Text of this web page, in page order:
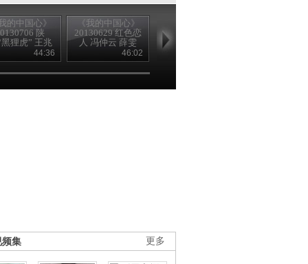
的中国心》
陕
狸虎” 王兆
44:36
《我的中国心》
20130629 红色恋
人 冯仲云 薛雯
46:02
20130623 大时代
的记录者 吴印咸
更多
频集